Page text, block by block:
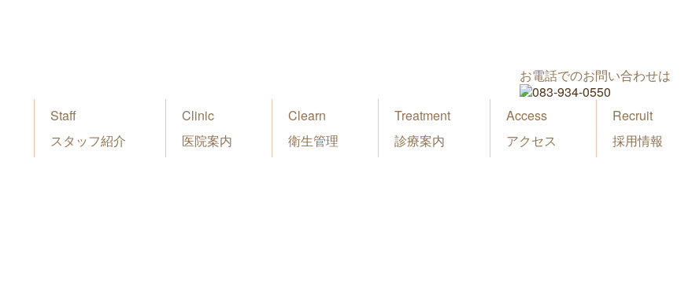
お電話でのお問い合わせは
Staff
スタッフ紹介
Clinic
医院案内
Clearn
衛生管理
Treatment
診療案内
Access
アクセス
Recruit
採用情報